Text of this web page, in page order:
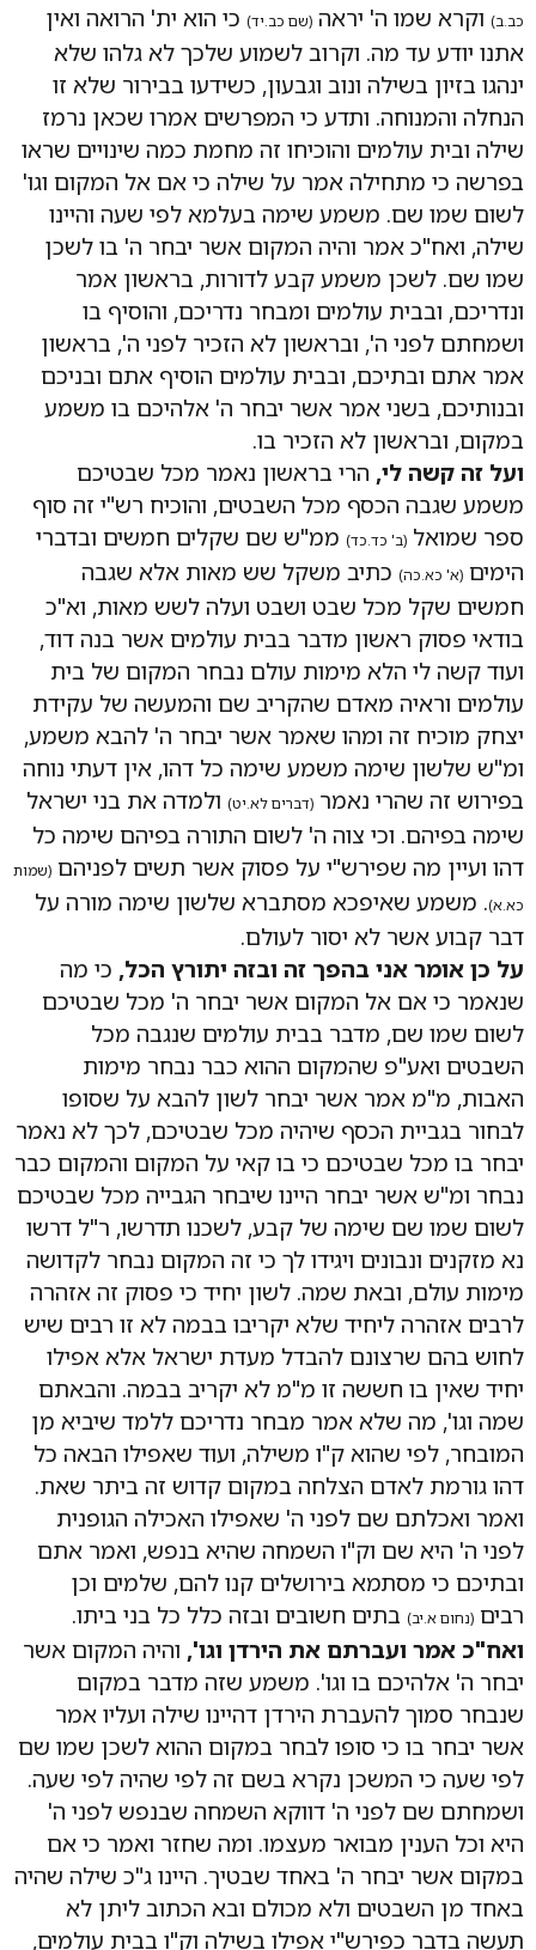
כב.ב) וקרא שמו ה' יראה (שם כב.יד) כי הוא ית' הרואה ואין
אתנו יודע עד מה. וקרוב לשמוע שלכך לא גלהו שלא
ינהגו בזיון בשילה ונוב וגבעון, כשידעו בבירור שלא זו
הנחלה והמנוחה. ותדע כי המפרשים אמרו שכאן נרמז
שילה ובית עולמים והוכיחו זה מחמת כמה שינויים שראו
בפרשה כי מתחילה אמר על שילה כי אם אל המקום וגו'
לשום שמו שם. משמע שימה בעלמא לפי שעה והיינו
שילה, ואח"כ אמר והיה המקום אשר יבחר ה' בו לשכן
שמו שם. לשכן משמע קבע לדורות, בראשון אמר
ונדריכם, ובבית עולמים ומבחר נדריכם, והוסיף בו
ושמחתם לפני ה', ובראשון לא הזכיר לפני ה', בראשון
אמר אתם ובתיכם, ובבית עולמים הוסיף אתם ובניכם
ובנותיכם, בשני אמר אשר יבחר ה' אלהיכם בו משמע
במקום, ובראשון לא הזכיר בו.
ועל זה קשה לי, הרי בראשון נאמר מכל שבטיכם
משמע שגבה הכסף מכל השבטים, והוכיח רש"י זה סוף
ספר שמואל (ב' כד.כד) ממ"ש שם שקלים חמשים ובדברי
הימים (א' כא.כה) כתיב משקל שש מאות אלא שגבה
חמשים שקל מכל שבט ושבט ועלה לשש מאות, וא"כ
בודאי פסוק ראשון מדבר בבית עולמים אשר בנה דוד,
ועוד קשה לי הלא מימות עולם נבחר המקום של בית
עולמים וראיה מאדם שהקריב שם והמעשה של עקידת
יצחק מוכיח זה ומהו שאמר אשר יבחר ה' להבא משמע,
ומ"ש שלשון שימה משמע שימה כל דהו, אין דעתי נוחה
בפירוש זה שהרי נאמר (דברים לא.יט) ולמדה את בני ישראל
שימה בפיהם. וכי צוה ה' לשום התורה בפיהם שימה כל
דהו ועיין מה שפירש"י על פסוק אשר תשים לפניהם (שמות
כא.א). משמע שאיפכא מסתברא שלשון שימה מורה על
דבר קבוע אשר לא יסור לעולם.
על כן אומר אני בהפך זה ובזה יתורץ הכל, כי מה
שנאמר כי אם אל המקום אשר יבחר ה' מכל שבטיכם
לשום שמו שם, מדבר בבית עולמים שנגבה מכל
השבטים ואע"פ שהמקום ההוא כבר נבחר מימות
האבות, מ"מ אמר אשר יבחר לשון להבא על שסופו
לבחור בגביית הכסף שיהיה מכל שבטיכם, לכך לא נאמר
יבחר בו מכל שבטיכם כי בו קאי על המקום והמקום כבר
נבחר ומ"ש אשר יבחר היינו שיבחר הגבייה מכל שבטיכם
לשום שמו שם שימה של קבע, לשכנו תדרשו, ר"ל דרשו
נא מזקנים ונבונים ויגידו לך כי זה המקום נבחר לקדושה
מימות עולם, ובאת שמה. לשון יחיד כי פסוק זה אזהרה
לרבים אזהרה ליחיד שלא יקריבו בבמה לא זו רבים שיש
לחוש בהם שרצונם להבדל מעדת ישראל אלא אפילו
יחיד שאין בו חששה זו מ"מ לא יקריב בבמה. והבאתם
שמה וגו', מה שלא אמר מבחר נדריכם ללמד שיביא מן
המובחר, לפי שהוא ק"ו משילה, ועוד שאפילו הבאה כל
דהו גורמת לאדם הצלחה במקום קדוש זה ביתר שאת.
ואמר ואכלתם שם לפני ה' שאפילו האכילה הגופנית
לפני ה' היא שם וק"ו השמחה שהיא בנפש, ואמר אתם
ובתיכם כי מסתמא בירושלים קנו להם, שלמים וכן
רבים (נחום א.יב) בתים חשובים ובזה כלל כל בני ביתו.
ואח"כ אמר ועברתם את הירדן וגו', והיה המקום אשר
יבחר ה' אלהיכם בו וגו'. משמע שזה מדבר במקום
שנבחר סמוך להעברת הירדן דהיינו שילה ועליו אמר
אשר יבחר בו כי סופו לבחר במקום ההוא לשכן שמו שם
לפי שעה כי המשכן נקרא בשם זה לפי שהיה לפי שעה.
ושמחתם שם לפני ה' דווקא השמחה שבנפש לפני ה'
היא וכל הענין מבואר מעצמו. ומה שחזר ואמר כי אם
במקום אשר יבחר ה' באחד שבטיך. היינו ג"כ שילה שהיה
באחד מן השבטים ולא מכולם ובא הכתוב ליתן לא
תעשה בדבר כפירש"י אפילו בשילה וק"ו בבית עולמים,